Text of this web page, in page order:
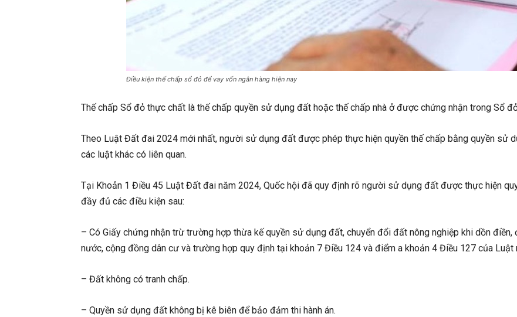
Điều kiện thế chấp sổ đỏ để vay vốn ngân hàng hiện nay
Thế chấp Sổ đỏ thực chất là thế chấp quyền sử dụng đất hoặc thế chấp nhà ở được chứng nhận trong Sổ
Theo Luật Đất đai 2024 mới nhất, người sử dụng đất được phép thực hiện quyền thế chấp bằng quyền sử
các luật khác có liên quan.
Tại Khoản 1 Điều 45 Luật Đất đai năm 2024, Quốc hội đã quy định rõ người sử dụng đất được thực hiện
đầy đủ các điều kiện sau:
– Có Giấy chứng nhận trừ trường hợp thừa kế quyền sử dụng đất, chuyển đổi đất nông nghiệp khi dồn
nước, cộng đồng dân cư và trường hợp quy định tại khoản 7 Điều 124 và điểm a khoản 4 Điều 127 của Luật
– Đất không có tranh chấp.
– Quyền sử dụng đất không bị kê biên để bảo đảm thi hành án.